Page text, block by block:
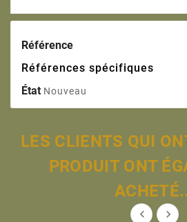
Référence
Références spécifiques
État Nouveau
LES CLIENTS QUI
PRODUIT ONT
 